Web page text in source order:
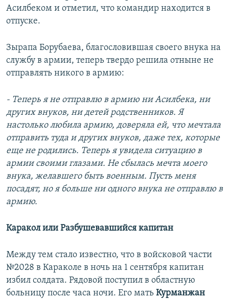
Асилбеком и отметил, что командир находится в
отпуске.
Зырапа Борубаева, благословившая своего внука на
службу в армии, теперь твердо решила отныне не
отправлять никого в армию:
- Теперь я не отправлю в армию ни Асилбека, ни
других внуков, ни детей родственников. Я
настолько любила армию, доверяла ей, что мечтала
отправить туда и других внуков, даже тех, которые
еще не родились. Теперь я увидела ситуацию в
армии своими глазами. Не сбылась мечта моего
внука, желавшего быть военным. Пусть меня
посадят, но я больше ни одного внука не отправлю в
армию.
Каракол или Разбушевавшийся капитан
Между тем стало известно, что в войсковой части
№2028 в Караколе в ночь на 1 сентября капитан
избил солдата. Рядовой поступил в областную
больницу после часа ночи. Его мать Курманжан